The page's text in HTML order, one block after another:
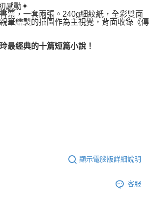
感動✦
，一套兩張。240g細紋紙，全彩雙面
筆繪製的插圖作為主視覺，背面收錄《傳
經典的十篇短篇小說！
顯示電腦版詳細說明
客服